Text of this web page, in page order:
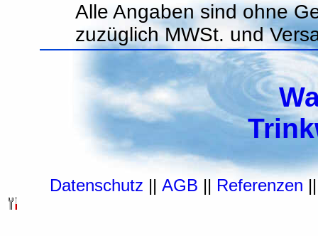
Alle Angaben sind ohne
zuzüglich MWSt. und
Datenschutz || AGB || Referenzen